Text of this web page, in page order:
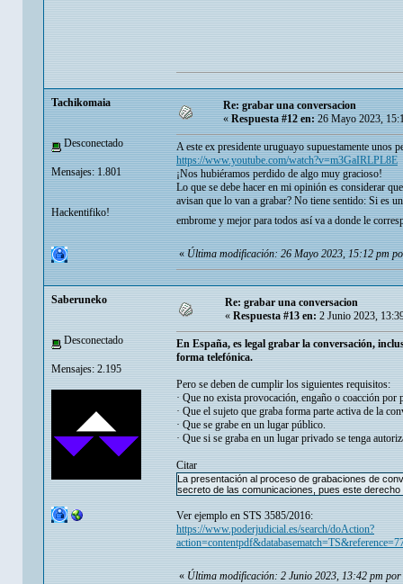
Tachikomaia
Desconectado
Mensajes: 1.801
Hackentifiko!
Re: grabar una conversacion
«Respuesta #12 en:26 Mayo 2023,
A este ex presidente uruguayo supuestamente unos
https://www.youtube.com/watch?v=m3GaIRLPL8E
¡Nos hubiéramos perdido de algo muy gracioso!
Lo que se debe hacer en mi opinión es considerar
avisan que lo van a grabar? No tiene sentido: Si es
embrome y mejor para todos así va a donde le
«Última modificación: 26 Mayo 2023, 15:12 pm
Saberuneko
Desconectado
Mensajes: 2.195
Re: grabar una conversacion
« Respuesta #13 en: 2 Junio 2023,
En España, es legal grabar la conversación,
forma telefónica.
Pero se deben de cumplir los siguientes requisitos:
· Que no exista provocación, engaño o coacción por
· Que el sujeto que graba forma parte activa de la
· Que se grabe en un lugar público.
· Que si se graba en un lugar privado se tenga
Citar
La presentación al proceso de grabaciones de
secreto de las comunicaciones, pues este
Ver ejemplo en STS 3585/2016:
https://www.poderjudicial.es/search/doAction?
« Última modificación: 2 Junio 2023, 13:42 pm por